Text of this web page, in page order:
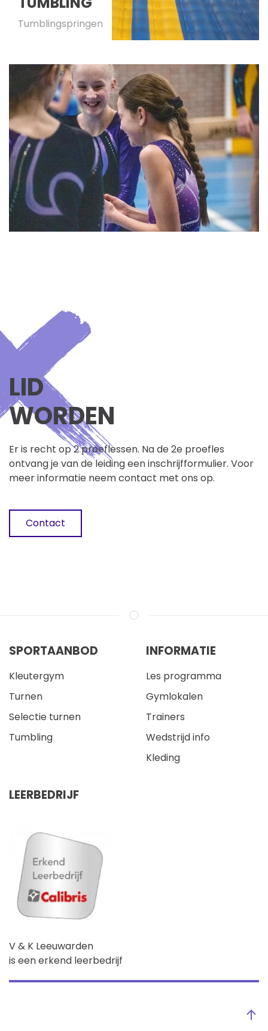
Tumblingspringen
LID
WORDEN
Er is recht op 2 proeflessen. Na de 2e proefles
ontvang je van de leiding een inschrijfformulier. Voor
meer informatie neem contact met ons op.
Contact
SPORTAANBOD
Kleutergym
Turnen
Selectie turnen
Tumbling
INFORMATIE
Les programma
Gymlokalen
Trainers
Wedstrijd info
Kleding
LEERBEDRIJF
V & K Leeuwarden
is een erkend leerbedrijf